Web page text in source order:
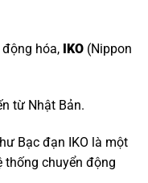
hóa, IKO (Nippon
từ Nhật Bản.
Bạc đạn IKO là một
thống chuyển động